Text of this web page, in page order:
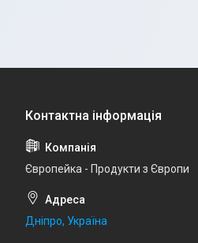
Європейка - Продукти з Європи
Дніпро, Україна